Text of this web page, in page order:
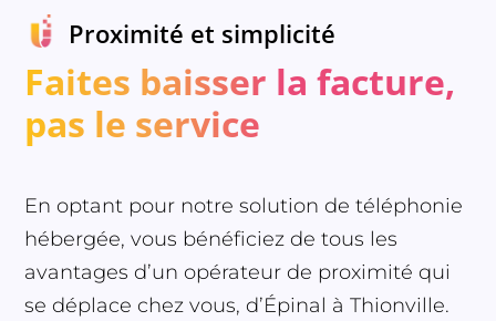
Proximité et simplicité
Faites baisser la facture,
pas le service
En optant pour notre solution de téléphonie
hébergée, vous bénéficiez de tous les
avantages d’un opérateur de proximité qui
se déplace chez vous, d’Épinal à Thionville.